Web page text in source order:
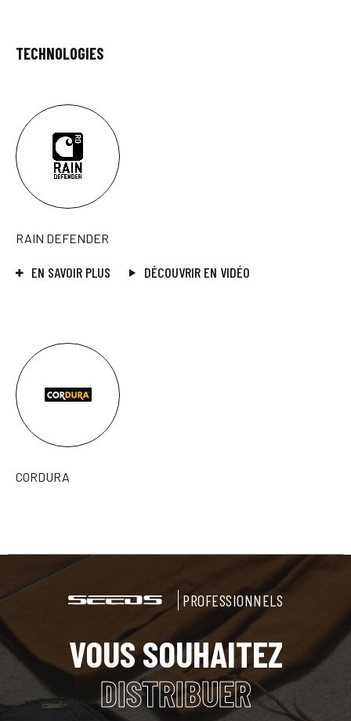
TECHNOLOGIES
RAIN DEFENDER
EN SAVOIR PLUS DÉCOUVRIR EN VIDÉO
CORDURA
PROFESSIONNELS
VOUS SOUHAITEZ
DISTRIBUER